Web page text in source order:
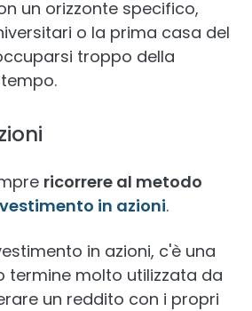
un orizzonte specifico,
o la prima casa del
troppo della
ricorrere al metodo
in azioni.
in azioni, c'è una
termine molto utilizzata da
un reddito con i propri